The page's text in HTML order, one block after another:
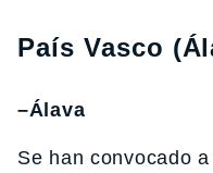
País Vasco
–Álava
Se han convocado